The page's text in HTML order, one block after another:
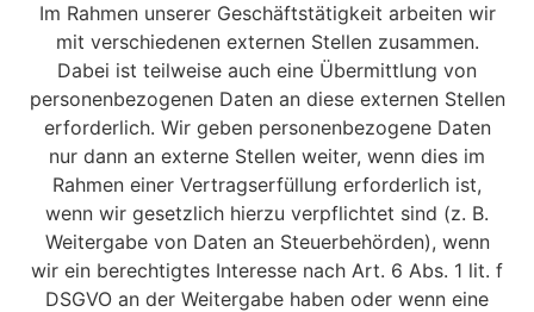
Im Rahmen unserer Geschäftstätigkeit arbeiten wir
mit verschiedenen externen Stellen zusammen.
Dabei ist teilweise auch eine Übermittlung von
personenbezogenen Daten an diese externen Stellen
erforderlich. Wir geben personenbezogene Daten
nur dann an externe Stellen weiter, wenn dies im
Rahmen einer Vertragserfüllung erforderlich ist,
wenn wir gesetzlich hierzu verpflichtet sind (z. B.
Weitergabe von Daten an Steuerbehörden), wenn
wir ein berechtigtes Interesse nach Art. 6 Abs. 1 lit. f
DSGVO an der Weitergabe haben oder wenn eine